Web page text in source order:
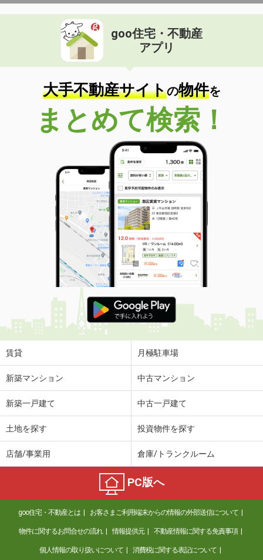
goo住宅・不動産
アプリ
大手不動産サイトの物件を
まとめて検索！
賃貸 月極駐車場
新築マンション 中古マンション
新築一戸建て 中古一戸建て
土地を探す 投資物件を探す
店舗/事業用 倉庫/トランクルーム
PC版へ
goo住宅・不動産とは お客さまご利用端末からの情報の外部送信について
物件に関するお問合せの流れ 情報提供元 不動産情報に関する免責事項
個人情報の取り扱いについて 消費税に関する表記について